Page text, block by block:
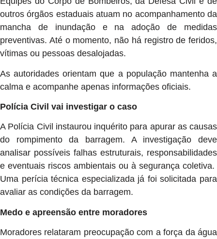
outros órgãos estaduais atuam no acompanhamento da
mancha de inundação e na adoção de medidas
preventivas. Até o momento, não há registro de feridos,
vítimas ou pessoas desalojadas.
As autoridades orientam que a população mantenha a
calma e acompanhe apenas informações oficiais.
Polícia Civil vai investigar o caso
A Polícia Civil instaurou inquérito para apurar as causas
do rompimento da barragem. A investigação deve
analisar possíveis falhas estruturais, responsabilidades
e eventuais riscos ambientais ou à segurança coletiva.
Uma perícia técnica especializada já foi solicitada para
avaliar as condições da barragem.
Medo e apreensão entre moradores
Moradores relataram preocupação com a força da água